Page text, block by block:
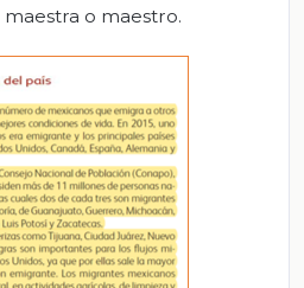
o maestro.